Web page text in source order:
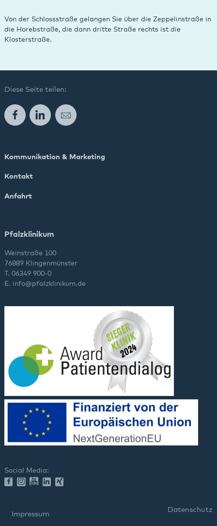
Von der Schlossstraße gelangen Sie über die Zeppelinstraße in
die Horebstraße, die dann dritte Straße rechts ist die
Klosterstraße.
Diese Seite teilen:
FacebookLinkedInE-Mail
Kommunikation & Marketing
Kontakt
Anfahrt
Pfalzklinikum
Weinstraße 100
76889 Klingenmünster
T. 06349 900-0
E. info@pfalzklinikum.de
Social Media:
Impressum
Datenschutz